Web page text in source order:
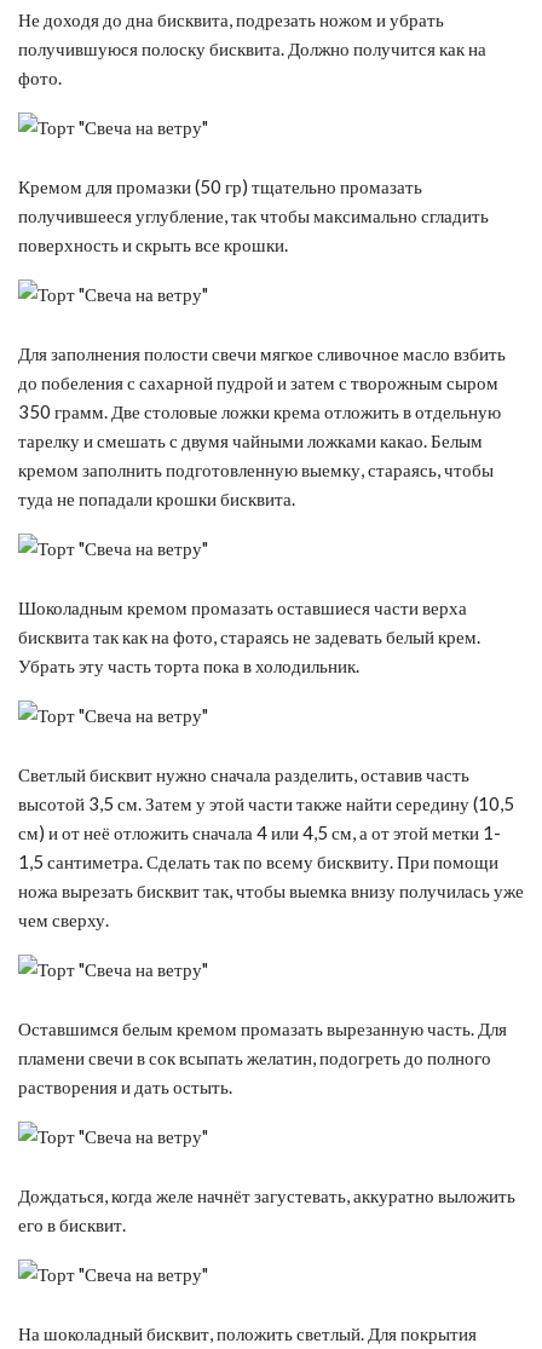
Не доходя до дна бисквита, подрезать ножом и убрать
получившуюся полоску бисквита. Должно получится как на
фото.
Кремом для промазки (50 гр) тщательно промазать
получившееся углубление, так чтобы максимально сгладить
поверхность и скрыть все крошки.
Для заполнения полости свечи мягкое сливочное масло взбить
до побеления с сахарной пудрой и затем с творожным сыром
350 грамм. Две столовые ложки крема отложить в отдельную
тарелку и смешать с двумя чайными ложками какао. Белым
кремом заполнить подготовленную выемку, стараясь, чтобы
туда не попадали крошки бисквита.
Шоколадным кремом промазать оставшиеся части верха
бисквита так как на фото, стараясь не задевать белый крем.
Убрать эту часть торта пока в холодильник.
Светлый бисквит нужно сначала разделить, оставив часть
высотой 3,5 см. Затем у этой части также найти середину (10,5
см) и от неё отложить сначала 4 или 4,5 см, а от этой метки 1-
1,5 сантиметра. Сделать так по всему бисквиту. При помощи
ножа вырезать бисквит так, чтобы выемка внизу получилась уже
чем сверху.
Оставшимся белым кремом промазать вырезанную часть. Для
пламени свечи в сок всыпать желатин, подогреть до полного
растворения и дать остыть.
Дождаться, когда желе начнёт загустевать, аккуратно выложить
его в бисквит.
На шоколадный бисквит, положить светлый. Для покрытия